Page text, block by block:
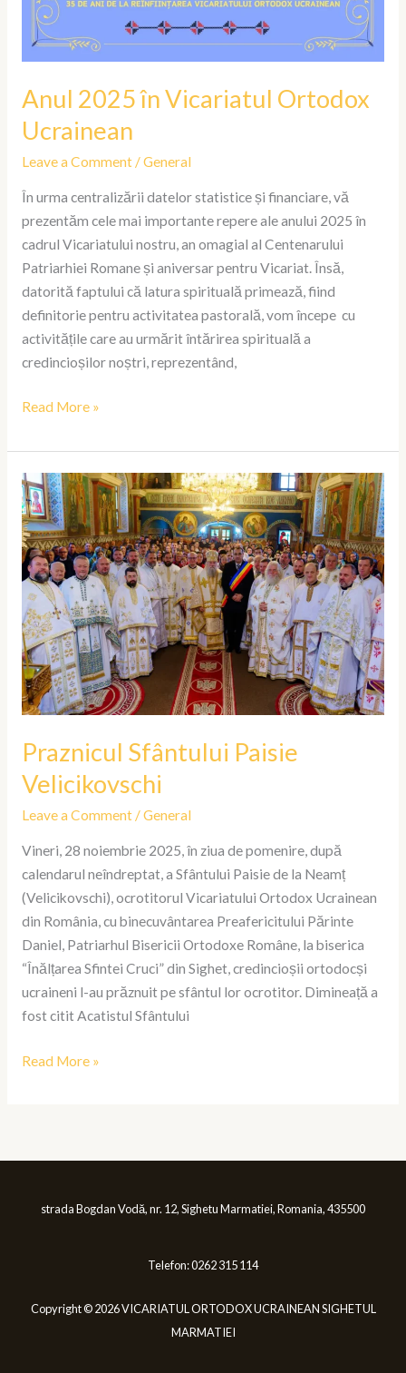
Anul 2025 în Vicariatul Ortodox
Ucrainean
Leave a Comment /General
În urma centralizării datelor statistice și financiare, vă
prezentăm cele mai importante repere ale anului 2025 în
cadrul Vicariatului nostru, an omagial al Centenarului
Patriarhiei Romane și aniversar pentru Vicariat. Însă,
datorită faptului că latura spirituală primează, fiind
definitorie pentru activitatea pastorală, vom începe cu
activitățile care au urmărit întărirea spirituală a
credincioșilor noștri, reprezentând,
Read More »
Praznicul Sfântului Paisie
Velicikovschi
Leave a Comment /General
Vineri, 28 noiembrie 2025, în ziua de pomenire, după
calendarul neîndreptat, a Sfântului Paisie de la Neamț
(Velicikovschi), ocrotitorul Vicariatului Ortodox Ucrainean
din România, cu binecuvântarea Preafericitului Părinte
Daniel, Patriarhul Bisericii Ortodoxe Române, la biserica
“Înălțarea Sfintei Cruci” din Sighet, credincioșii ortodocși
ucraineni l-au prăznuit pe sfântul lor ocrotitor. Dimineață a
fost citit Acatistul Sfântului
Praznicul
Sfântului
Paisie
Velicikovschi
Read More »
strada Bogdan Vodă, nr. 12, Sighetu Marmatiei, Romania, 435500
Telefon: 0262 315 114
Copyright © 2026 VICARIATUL ORTODOX UCRAINEAN SIGHETUL
MARMATIEI